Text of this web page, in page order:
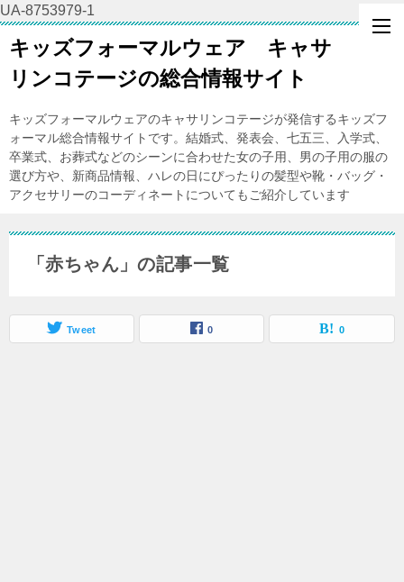
UA-8753979-1
キッズフォーマルウェア キャサ
リンコテージの総合情報サイト
キッズフォーマルウェアのキャサリンコテージが発信するキッズフ
ォーマル総合情報サイトです。結婚式、発表会、七五三、入学式、
卒業式、お葬式などのシーンに合わせた女の子用、男の子用の服の
選び方や、新商品情報、ハレの日にぴったりの髪型や靴・バッグ・
アクセサリーのコーディネートについてもご紹介しています
「赤ちゃん」の記事一覧
Tweet 0 0